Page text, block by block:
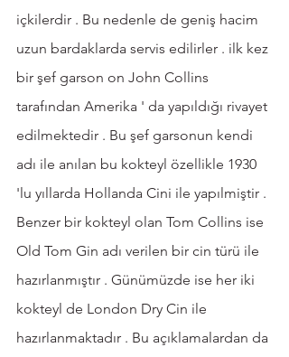
içkilerdir . Bu nedenle de geniş hacim
uzun bardaklarda servis edilirler . ilk kez
bir şef garson on John Collins
tarafından Amerika ' da yapıldığı rivayet
edilmektedir . Bu şef garsonun kendi
adı ile anılan bu kokteyl özellikle 1930
'lu yıllarda Hollanda Cini ile yapılmiştir .
Benzer bir kokteyl olan Tom Collins ise
Old Tom Gin adı verilen bir cin türü ile
hazırlanmıştır . Günümüzde ise her iki
kokteyl de London Dry Cin ile
hazırlanmaktadır . Bu açıklamalardan da